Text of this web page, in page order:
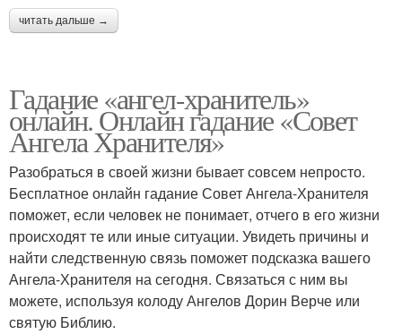
читать дальше →
Гадание «ангел-хранитель»
онлайн. Онлайн гадание «Совет
Ангела Хранителя»
Разобраться в своей жизни бывает совсем непросто.
Бесплатное онлайн гадание Совет Ангела-Хранителя
поможет, если человек не понимает, отчего в его жизни
происходят те или иные ситуации. Увидеть причины и
найти следственную связь поможет подсказка вашего
Ангела-Хранителя на сегодня. Связаться с ним вы
можете, используя колоду Ангелов Дорин Верче или
святую Библию.